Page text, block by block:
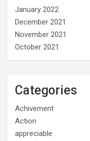
January 2022
December 2021
November 2021
October 2021
Categories
Achivement
Action
appreciable